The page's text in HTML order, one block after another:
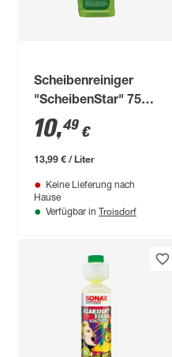
Scheibenreiniger
"ScheibenStar" 750
ml
10,49 €
13,99 € / Liter
Keine Lieferung nach
Hause
Verfügbar in Troisdorf